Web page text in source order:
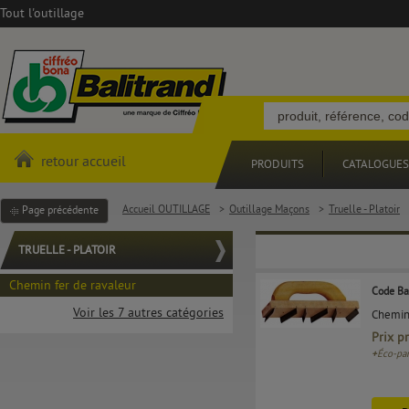
Tout l'outillage
retour accueil PRODUITS CATALOGUES
Page précédente Accueil OUTILLAGE > Outillage Maçons > Truelle - Platoir
TRUELLE - PLATOIR
Chemin fer de ravaleur
Voir les 7 autres catégories
Code
Prix
+Éco-